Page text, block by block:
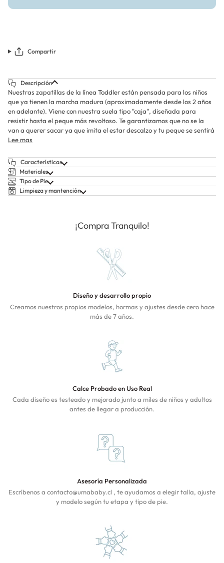
Compartir
Descripción
Nuestras zapatillas de la línea Toddler están pensada para los niños
que ya tienen la marcha madura (aproximadamente desde los 2 años
en adelante). Viene con nuestra suela tipo "caja", diseñada para
resistir hasta el peque más revoltoso. Te garantizamos que no se la
van a querer sacar ya que imita el estar descalzo y tu peque se sentirá
Lee mas
Características
Materiales
Tipo de Pie
Limpieza y mantención
¡Compra Tranquilo!
Diseño y desarrollo propio
Creamos nuestros propios modelos, hormas y ajustes desde cero hace
más de 7 años.
Calce Probado en Uso Real
Cada diseño es testeado y mejorado junto a miles de niños y adultos
antes de llegar a producción.
Asesoría Personalizada
Escríbenos a contacto@umababy.cl , te ayudamos a elegir talla, ajuste
y modelo según tu etapa y tipo de pie.